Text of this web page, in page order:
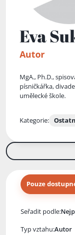
Eva
Autor
MgA., Ph.D.,
písničkářka,
umělecké škole.
Kategorie:
Pouze
Seřadit podle:
Typ vztahu: